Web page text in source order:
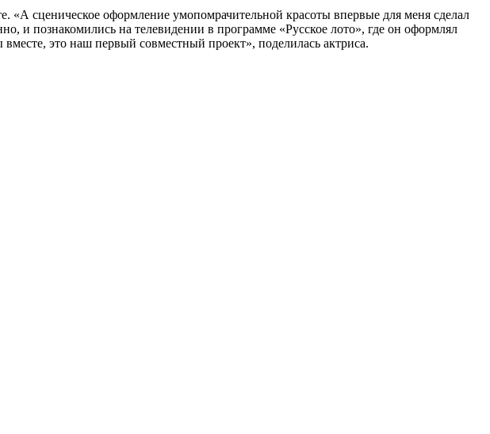
«А сценическое оформление умопомрачительной красоты впервые для меня сделал
и познакомились на телевидении в программе «Русское лото», где он оформлял
это наш первый совместный проект», поделилась актриса.